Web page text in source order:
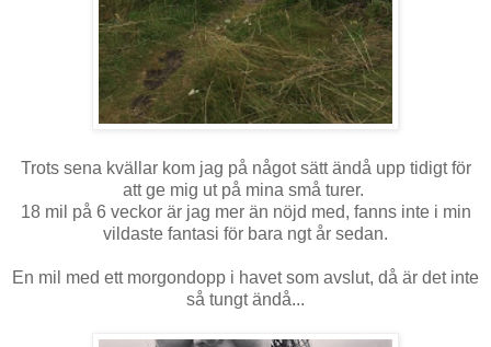
Trots sena kvällar kom jag på något sätt ändå upp tidigt för
att ge mig ut på mina små turer.
18 mil på 6 veckor är jag mer än nöjd med, fanns inte i min
vildaste fantasi för bara ngt år sedan.
En mil med ett morgondopp i havet som avslut, då är det inte
så tungt ändå...